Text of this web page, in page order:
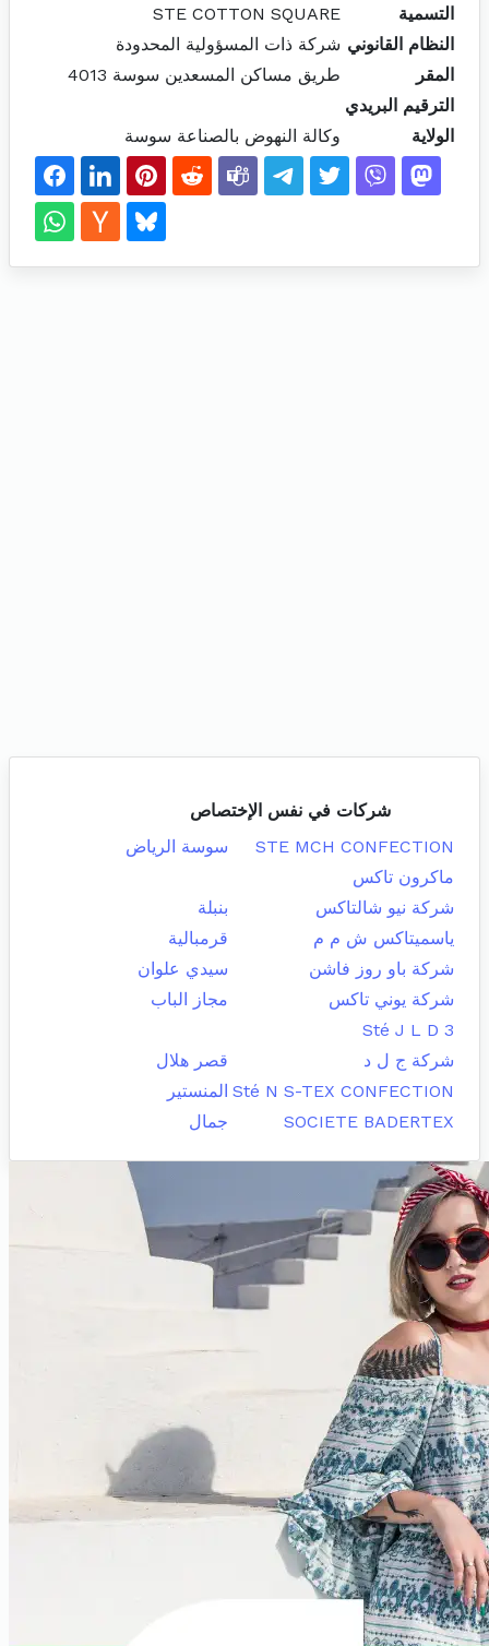
التسمية
STE COTTON SQUARE
النظام القانوني شركة ذات المسؤولية المحدودة
المقر
طريق مساكن المسعدين سوسة 4013
الترقيم البريدي
الولاية
وكالة النهوض بالصناعة سوسة
شركات في نفس الإختصاص
STE MCH CONFECTION
سوسة الرياض
ماكرون تاكس
شركة نيو شالتاكس
بنبلة
ياسميتاكس ش م م
قرمبالية
شركة باو روز فاشن
سيدي علوان
شركة يوني تاكس
مجاز الباب
Sté J L D 3
شركة ج ل د
قصر هلال
Sté N S-TEX CONFECTION المنستير
SOCIETE BADERTEX
جمال